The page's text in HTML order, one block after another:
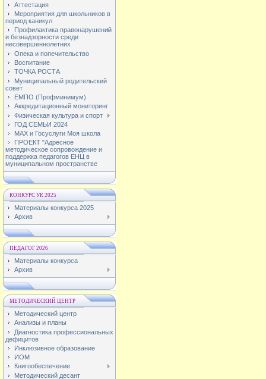
Аттестация
Мероприятия для школьников в
период каникул
Профилактика правонарушений
и безнадзорности среди
несовершеннолетних
Опека и попечительство
Воспитание
ТОЧКА РОСТА
Муниципальный родительский
совет
ЕМПО (Профминимум)
Аккредитационный мониторинг
Физическая культура и спорт
ГОД СЕМЬИ 2024
МАХ и Госуслуги Моя школа
ПРОЕКТ "Адресное
методическое сопровождение и
поддержка педагогов ЕНЦ в
муниципальном пространстве
КОНКУРС УК 2025
Материалы конкурса 2025
Архив
ПЕДАГОГ 2026
Материалы конкурса
Архив
МЕТОДИЧЕСКИЙ ЦЕНТР
Методический центр
Анализы и планы
Диагностика профессиональных
дефицитов
Инклюзивное образование
ИОМ
Книгообеспечение
Методический десант